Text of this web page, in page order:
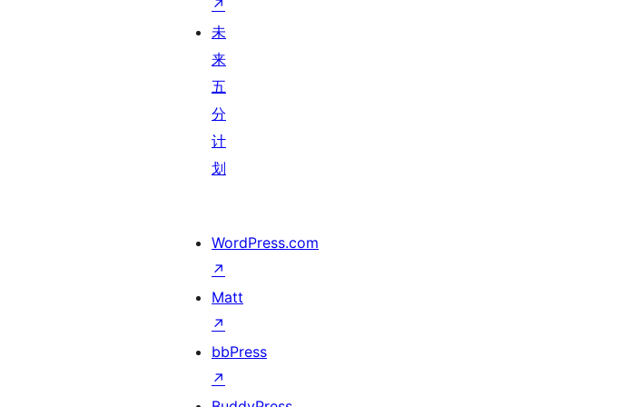
↗
未
来
五
分
计
划
WordPress.com
↗
Matt
↗
bbPress
↗